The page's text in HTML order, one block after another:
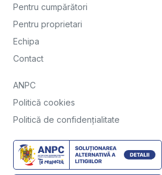
Pentru cumpărători
Pentru proprietari
Echipa
Contact
ANPC
Politică cookies
Politică de confidențialitate